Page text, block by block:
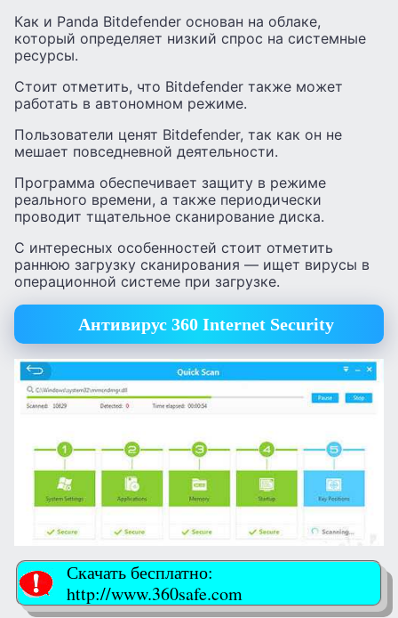
Как и Panda Bitdefender основан на облаке,
который определяет низкий спрос на системные
ресурсы.
Стоит отметить, что Bitdefender также может
работать в автономном режиме.
Пользователи ценят Bitdefender, так как он не
мешает повседневной деятельности.
Программа обеспечивает защиту в режиме
реального времени, а также периодически
проводит тщательное сканирование диска.
С интересных особенностей стоит отметить
раннюю загрузку сканирования — ищет вирусы в
операционной системе при загрузке.
Антивирус 360 Internet Security
Скачать бесплатно:
http://www.360safe.com